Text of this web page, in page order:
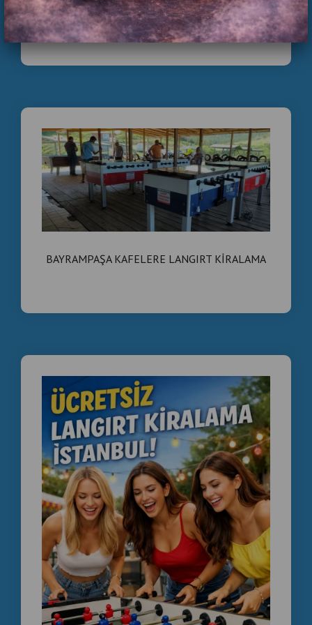
✔ Uzun ömürlü kullanım
SEO Anahtar Kelimeler
İkinci el langırt masası
2 el langırt masası
Satılık langırt masası
Jetonlu langırt masası
Profesyonel langırt masası
Cafe için langırt masası
Oyun salonu langırt
Langırt masası fiyatları
İstanbul ikinci el langırt
Langırt teknik servis
Langırt yedek parça
Langırt masa satışı
📞 +90 535 989 04 29
📞 +90 537 718 07 47
İkinci el langırt masası , 2 el langırt masası , Satılık
BAYRAMPAŞA ORGANİZASYONLAR İÇİN
GÜNLÜK LANGIRT KİRALAMA
BAYRAMPAŞA KAFELERE LANGIRT KİRALAMA